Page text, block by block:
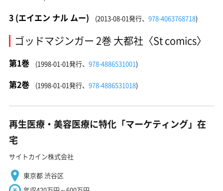
3 (エイエン ナル ムー) (2013-08-01発行、 978-4063768718)
ゴッドマジンガー 2巻 大都社〈St comics〉
第1巻 (1998-01-01発行、 978-4886531001)
第2巻 (1998-01-01発行、 978-4886531018)
再生医療・美容医療に特化「マーケティング」在
宅
サイトカイン株式会社
東京都 渋谷区